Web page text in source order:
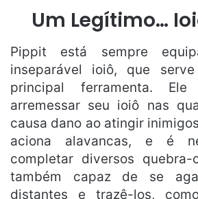
Um Legítimo…
Pippit está sempre
inseparável ioiô, que
principal ferramenta.
arremessar seu ioiô nas
causa dano ao atingir
aciona alavancas, e é
completar diversos
também capaz de se
distantes e trazê-los,